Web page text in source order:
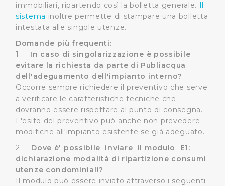
immobiliari, ripartendo così la bolletta generale. Il
sistema inoltre permette di stampare una bolletta
intestata alle singole utenze.
Domande più frequenti:
1. In caso di singolarizzazione è possibile
evitare la richiesta da parte di Publiacqua
dell'adeguamento dell'impianto interno?
Occorre sempre richiedere il preventivo che serve
a verificare le caratteristiche tecniche che
dovranno essere rispettare al punto di consegna.
L'esito del preventivo può anche non prevedere
modifiche all'impianto esistente se già adeguato.
2.
Dove è' possibile inviare il modulo E1:
dichiarazione modalità di ripartizione consumi
utenze condominiali?
Il modulo può essere inviato attraverso i seguenti